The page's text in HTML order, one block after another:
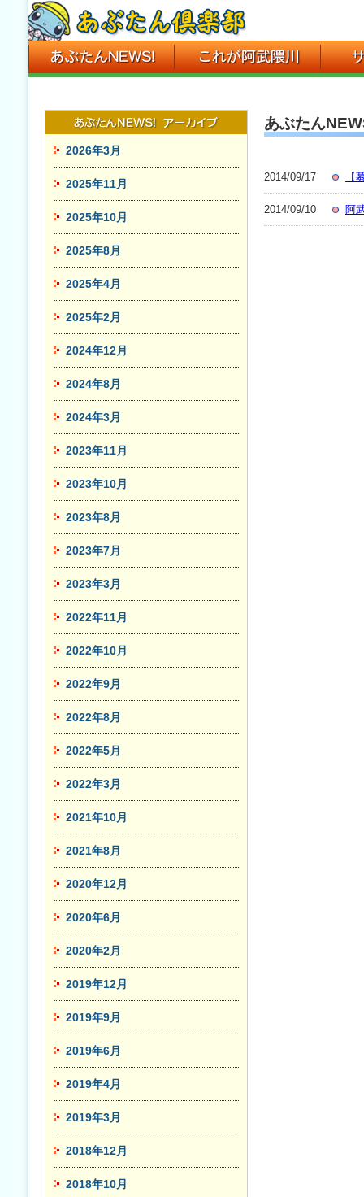
2026年3月
2025年11月
2025年10月
2025年8月
2025年4月
2025年2月
2024年12月
2024年8月
2024年3月
2023年11月
2023年10月
2023年8月
2023年7月
2023年3月
2022年11月
2022年10月
2022年9月
2022年8月
2022年5月
2022年3月
2021年10月
2021年8月
2020年12月
2020年6月
2020年2月
2019年12月
2019年9月
2019年6月
2019年4月
2019年3月
2018年12月
2018年10月
あぶたん
2014/09/17 【
2014/09/10 阿